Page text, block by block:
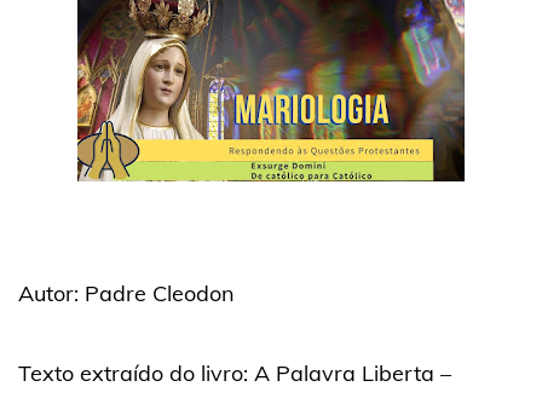
Autor: Padre Cleodon
Texto extraído do livro: A Palavra Liberta –